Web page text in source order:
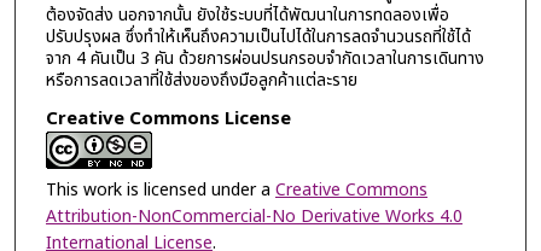
ต้องจัดส่ง นอกจากนั้น ยังใช้ระบบที่ได้พัฒนาในการทดลองเพื่อ
ปรับปรุงผล ซึ่งทำให้เห็นถึงความเป็นไปได้ในการลดจำนวนรถที่ใช้ได้
จาก 4 คันเป็น 3 คัน ด้วยการผ่อนปรนกรอบจำกัดเวลาในการเดินทาง
หรือการลดเวลาที่ใช้ส่งของถึงมือลูกค้าแต่ละราย
Creative Commons License
This work is licensed under a Creative Commons
Attribution-NonCommercial-No Derivative Works 4.0
International License.